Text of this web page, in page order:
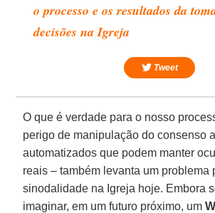
o processo e os resultados da
decisões na Igreja
Tweet
O que é verdade para o nosso
perigo de manipulação do consenso
automatizados que podem manter
reais – também levanta um problema
sinodalidade na Igreja hoje. Embora
imaginar, em um futuro próximo, um